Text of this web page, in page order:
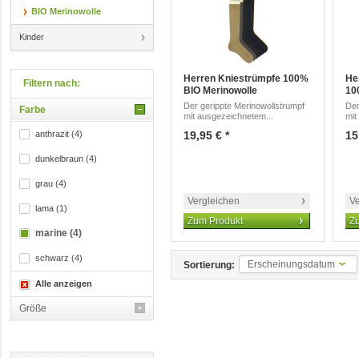
BIO Merinowolle
Kinder
Filtern nach:
Farbe
anthrazit (4)
dunkelbraun (4)
grau (4)
lama (1)
marine (4)
schwarz (4)
Alle anzeigen
Größe
Herren Kniestrümpfe 100%
BIO Merinowolle
Der gerippte Merinowollstrumpf
mit ausgezeichnetem...
19,95 € *
Vergleichen
Zum Produkt
mit
Sortierung: Erscheinungsdatum